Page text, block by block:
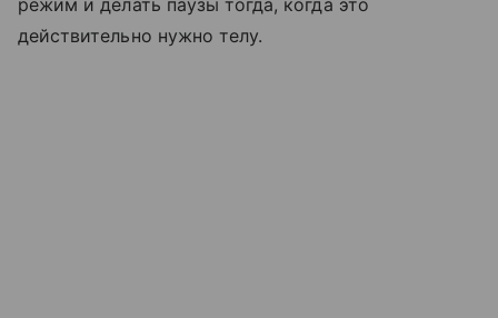
режим и делать паузы тогда, когда это
действительно нужно телу.